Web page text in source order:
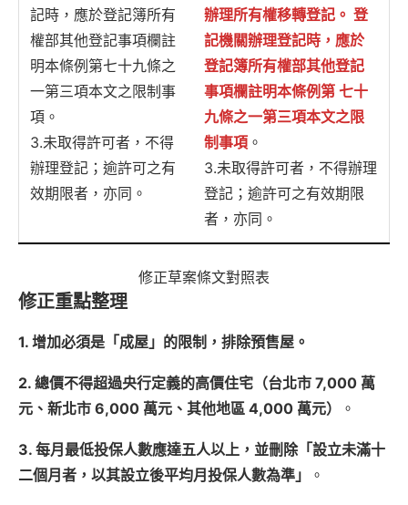
記時，應於登記簿所有
權部其他登記事項欄註
明本條例第七十九條之
一第三項本文之限制事
項。
3.未取得許可者，不得
辦理登記；逾許可之有
效期限者，亦同。
辦理所有權移轉登記。 登
記機關辦理登記時，應於
登記簿所有權部其他登記
事項欄註明本條例第 七十
九條之一第三項本文之限
制事項 。
3.未取得許可者，不得辦理
登記；逾許可之有效期限
者，亦同。
修正草案條文對照表
修正重點整理
1. 增加必須是「成屋」的限制，排除預售屋。
2. 總價不得超過央行定義的高價住宅（台北市 7,000 萬
元、新北市 6,000 萬元、其他地區 4,000 萬元）
。
3. 每月最低投保人數應達五人以上，並刪除「設立未滿十
二個月者，以其設立後平均月投保人數為準」
。